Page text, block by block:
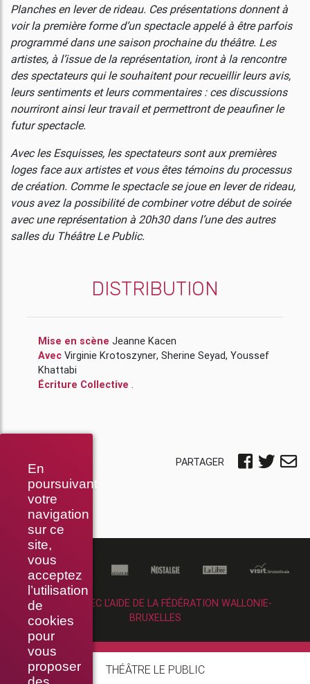
En
poursuivant
votre
navigation
sur ce
site,
vous
acceptez
l’utilisation
de
cookies
pour
vous
proposer
Planches en lever de rideau. Ces présentations donnent à
voir la première forme d’un spectacle appelé à être parfois
programmé dans une saison prochaine du théâtre. Les
artistes, à l’issue de la représentation, iront à la rencontre
des spectateurs qui le souhaitent pour recueillir leurs avis,
leurs sentiments et leurs commentaires : ces discussions
nourriront ainsi leur travail et permettront de peaufiner le
futur spectacle.
Avec les Esquisses, les spectateurs sont aux premières
loges face aux artistes et vous êtes témoins du processus
de création. Comme le spectacle se joue en lever de rideau,
vous avez la possibilité de combiner votre début de soirée
avec une représentation à 20h30 dans l’une des autres
salles du Théâtre Le Public.
DISTRIBUTION
Mise en scène
Jeanne Kacen
Avec
Virginie Krotoszyner, Sherine Seyad, Youssef
Khattabi
Écriture Collective .
PARTAGER
RÉALISÉ AVEC L’AIDE DE LA FÉDÉRATION WALLONIE-
BRUXELLES
THÉÂTRE LE PUBLIC